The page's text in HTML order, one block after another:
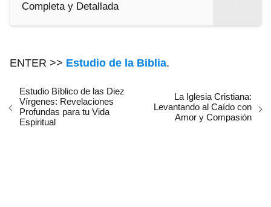
Completa y Detallada
ENTER >> Estudio de la Biblia.
Estudio Bíblico de las Diez
Vírgenes: Revelaciones
Profundas para tu Vida
Espiritual
La Iglesia Cristiana:
Levantando al Caído con
Amor y Compasión